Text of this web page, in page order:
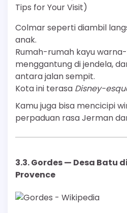
Colmar seperti diambil
anak.
Rumah-rumah kayu
menggantung di jendela,
antara jalan sempit.
Kota ini terasa Disney-
Kamu juga bisa mencicipi
perpaduan rasa Jerman
3.3.Gordes — Desa Batu
Provence